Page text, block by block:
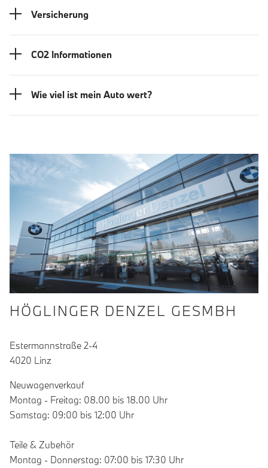
Versicherung
CO2 Informationen
Wie viel ist mein Auto wert?
HÖGLINGER DENZEL GESMBH
Estermannstraße 2-4
4020 Linz
Neuwagenverkauf
Montag - Freitag: 08.00 bis 18.00 Uhr
Samstag: 09:00 bis 12:00 Uhr
Teile & Zubehör
Montag - Donnerstag: 07:00 bis 17:30 Uhr